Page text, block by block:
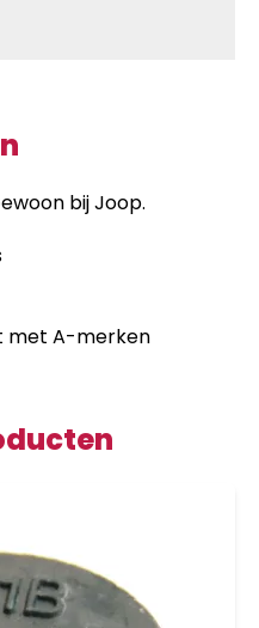
bij Joop.
met A-merken